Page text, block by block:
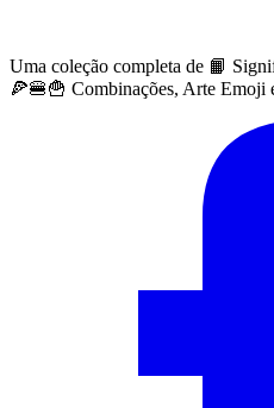
Uma coleção completa de 📙
🍕🍔🍟 Combinações, Arte Emoji